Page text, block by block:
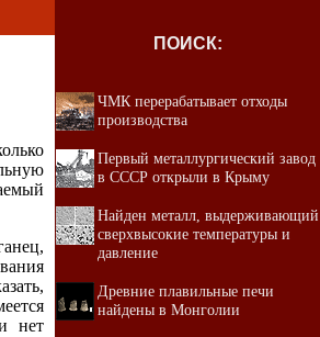
нет
ПОИСК:
ЧМК перерабатывает отходы
производства
Первый металлургический завод
в СССР открыли в Крыму
Найден металл, выдерживающий
сверхвысокие температуры и
давление
Древние плавильные печи
найдены в Монголии